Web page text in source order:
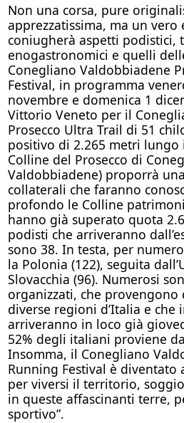
Non una corsa, pure
apprezzatissima, ma un
coniugherà aspetti podistici,
enogastronomici e quelli
Conegliano Valdobbiadene
Festival, in programma
novembre e domenica 1
Vittorio Veneto per il
Prosecco Ultra Trail di 51
positivo di 2.265 metri lungo
Colline del Prosecco di
Valdobbiadene) proporrà
collaterali che faranno
profondo le Colline
hanno già superato quota
podisti che arriveranno
sono 38. In testa, per
la Polonia (122), seguita
Slovacchia (96). Numerosi
organizzati, che provengono
diverse regioni d’Italia e che
arriveranno in loco già
52% degli italiani proviene
Insomma, il Conegliano
Running Festival è diventato
per viversi il territorio,
in queste affascinanti terre,
sportivo”.